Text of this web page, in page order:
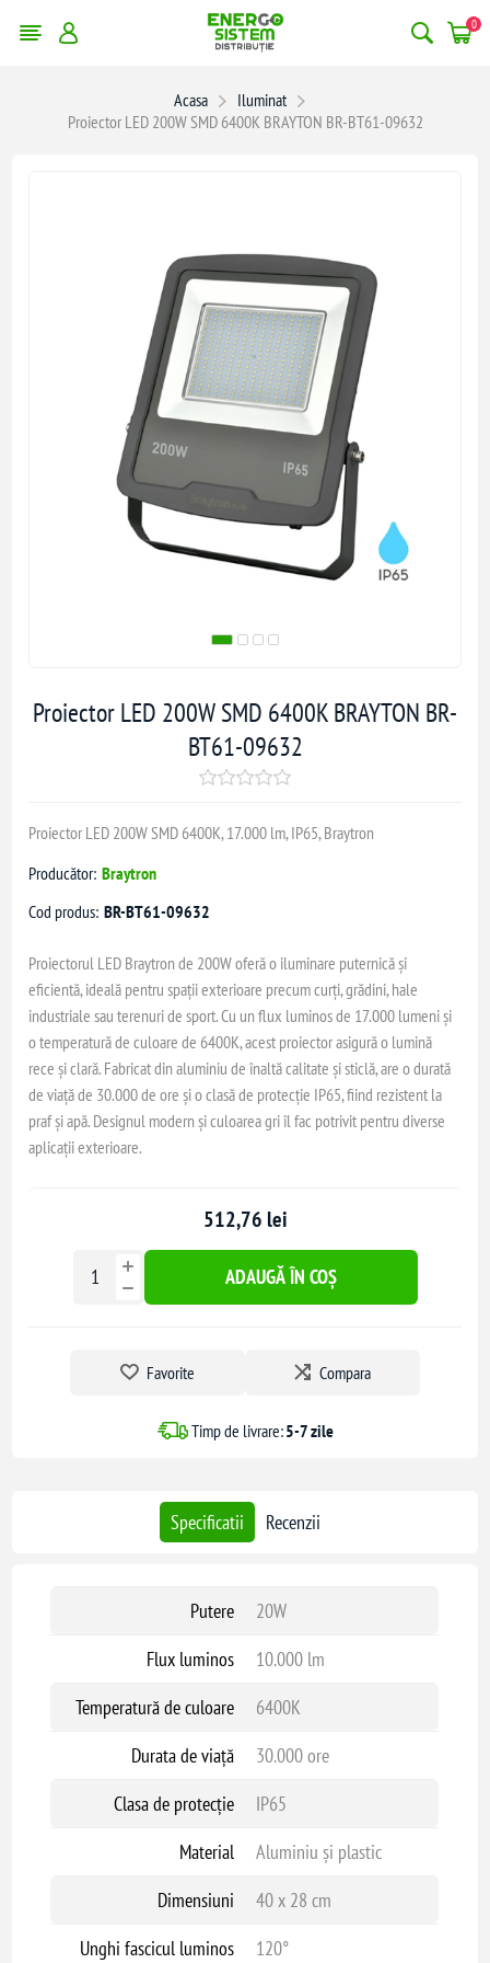
0
Acasa
Iluminat
Proiector LED 200W SMD 6400K BRAYTON BR-BT61-09632
Proiector LED 200W SMD 6400K BRAYTON BR-
BT61-09632
Proiector LED 200W SMD 6400K, 17.000 lm, IP65, Braytron
Producător: Braytron
Cod produs: BR-BT61-09632
Proiectorul LED Braytron de 200W oferă o iluminare puternică și
eficientă, ideală pentru spații exterioare precum curți, grădini, hale
industriale sau terenuri de sport. Cu un flux luminos de 17.000 lumeni și
o temperatură de culoare de 6400K, acest proiector asigură o lumină
rece și clară. Fabricat din aluminiu de înaltă calitate și sticlă, are o durată
de viață de 30.000 de ore și o clasă de protecție IP65, fiind rezistent la
praf și apă. Designul modern și culoarea gri îl fac potrivit pentru diverse
aplicații exterioare.
512,76 lei
ADAUGĂ ÎN COȘ
Favorite Compara
Timp de livrare:5-7 zile
Specificatii Recenzii
Putere
20W
Flux luminos
10.000 lm
Temperatură de culoare
6400K
Durata de viață
30.000 ore
Clasa de protecție
IP65
Material
Aluminiu și plastic
Dimensiuni
40 x 28 cm
Unghi fascicul luminos
120°